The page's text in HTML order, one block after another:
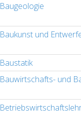
Baugeologie
Baukunst und
Baustatik
Bauwirtschafts- und